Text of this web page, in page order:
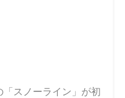
スノーライン」が初